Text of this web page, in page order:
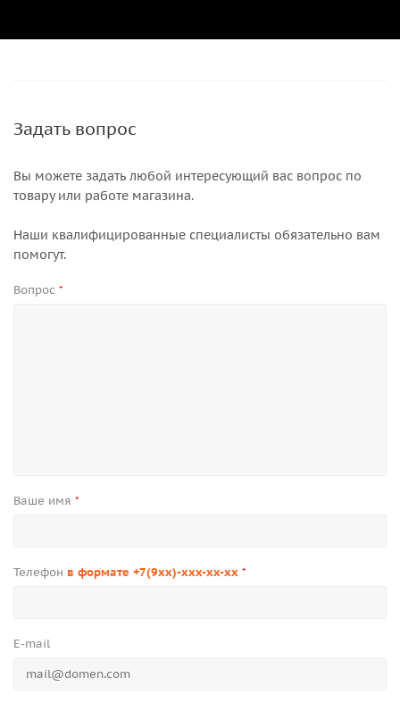
Задать вопрос
Вы можете задать любой интересующий вас вопрос по
товару или работе магазина.
Наши квалифицированные специалисты обязательно вам
помогут.
Вопрос *
Ваше имя *
Телефон в формате +7(9xx)-xxx-xx-xx *
E-mail